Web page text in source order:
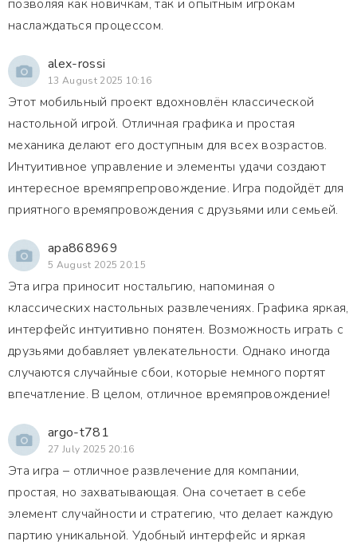
позволяя как новичкам, так и опытным игрокам
наслаждаться процессом.
alex-rossi
13 August 2025 10:16
Этот мобильный проект вдохновлён классической
настольной игрой. Отличная графика и простая
механика делают его доступным для всех возрастов.
Интуитивное управление и элементы удачи создают
интересное времяпрепровождение. Игра подойдёт для
приятного времяпровождения с друзьями или семьей.
apa868969
5 August 2025 20:15
Эта игра приносит ностальгию, напоминая о
классических настольных развлечениях. Графика яркая,
интерфейс интуитивно понятен. Возможность играть с
друзьями добавляет увлекательности. Однако иногда
случаются случайные сбои, которые немного портят
впечатление. В целом, отличное времяпровождение!
argo-t781
27 July 2025 20:16
Эта игра – отличное развлечение для компании,
простая, но захватывающая. Она сочетает в себе
элемент случайности и стратегию, что делает каждую
партию уникальной. Удобный интерфейс и яркая